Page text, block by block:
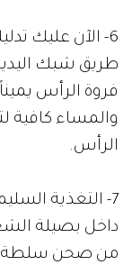
6- الآن عليك
طريق شبك
فروة الرأس
والمساء كافية
الرأس.
7- التغذية
داخل بصيلة
من صحن سلطة